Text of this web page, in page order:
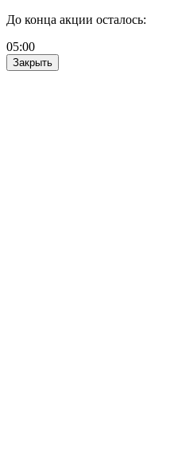
До конца акции осталось:
05:00
Закрыть